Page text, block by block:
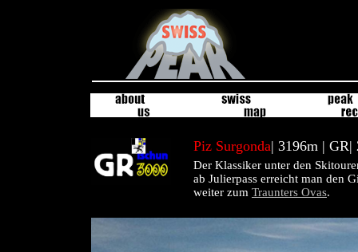
Piz Surgonda| 3196m |
Der Klassiker unter den
ab Julierpass erreicht man den
weiter zum Traunters Ovas.